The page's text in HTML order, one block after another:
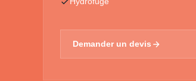
Demander un devis